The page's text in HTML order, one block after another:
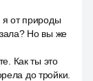
я от природы
Но вы же
Как ты это
до тройки.